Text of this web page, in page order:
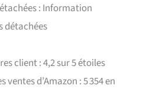
: Information
détachées
client : 4,2 sur 5 étoiles
d’Amazon : 5 354 en